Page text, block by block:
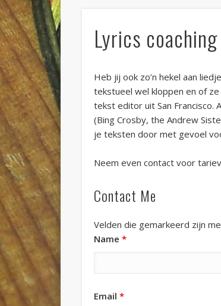
Lyrics coaching
Heb jij ook zo’n hekel aan
tekstueel wel kloppen en of
tekst editor uit San Francisco.
(Bing Crosby, the Andrew
je teksten door met gevoel
Neem even contact voor
Contact Me
Velden die gemarkeerd zijn
Name*
Email*